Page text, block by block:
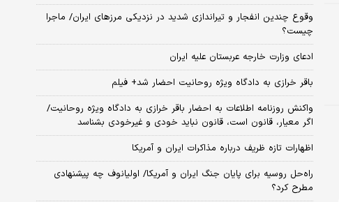
وقوع چندین انفجار و تیراندازی شدید در نزدیکی مرز‌های ایران/ ماجرا
چیست؟
ادعای وزارت خارجه عربستان علیه ایران
باقر خرازی به دادگاه ویژه روحانیت احضار شد+ فیلم
واکنش روزنامه اطلاعات به احضار باقر خرازی به دادگاه ویژه روحانیت/
اگر معیار، قانون است، قانون نباید خودی و غیرخودی بشناسد
اظهارات تازه ظریف درباره مذاکرات ایران و آمریکا
راه‌حل روسیه برای پایان جنگ ایران و آمریکا/ اولیانوف چه پیشنهادی
مطرح کرد؟